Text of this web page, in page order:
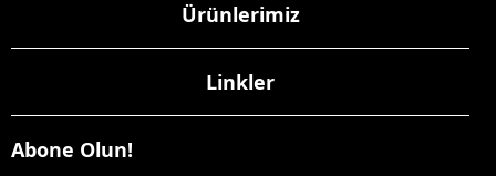
Ürünlerimiz
Linkler
Abone Olun!